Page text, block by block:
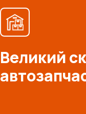
Великий